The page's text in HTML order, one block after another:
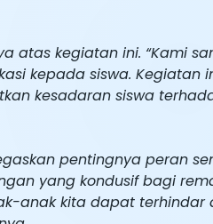
atas kegiatan ini. “Kami
kepada siswa. Kegiatan
kesadaran siswa
pentingnya peran
yang kondusif bagi
anak kita dapat terhindar